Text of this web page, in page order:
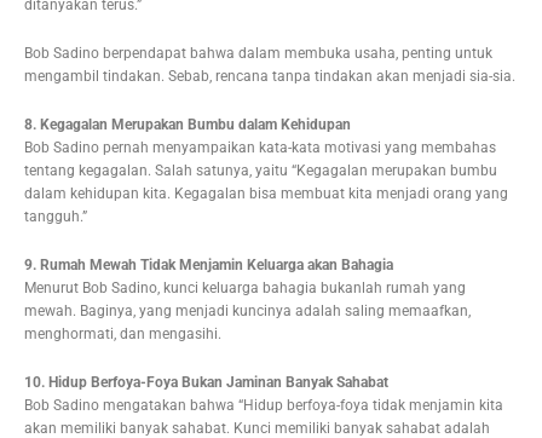
ditanyakan terus.”
Bob Sadino berpendapat bahwa dalam membuka usaha, penting untuk
mengambil tindakan. Sebab, rencana tanpa tindakan akan menjadi sia-sia.
8. Kegagalan Merupakan Bumbu dalam Kehidupan
Bob Sadino pernah menyampaikan kata-kata motivasi yang membahas
tentang kegagalan. Salah satunya, yaitu “Kegagalan merupakan bumbu
dalam kehidupan kita. Kegagalan bisa membuat kita menjadi orang yang
tangguh.”
9. Rumah Mewah Tidak Menjamin Keluarga akan Bahagia
Menurut Bob Sadino, kunci keluarga bahagia bukanlah rumah yang
mewah. Baginya, yang menjadi kuncinya adalah saling memaafkan,
menghormati, dan mengasihi.
10. Hidup Berfoya-Foya Bukan Jaminan Banyak Sahabat
Bob Sadino mengatakan bahwa “Hidup berfoya-foya tidak menjamin kita
akan memiliki banyak sahabat. Kunci memiliki banyak sahabat adalah